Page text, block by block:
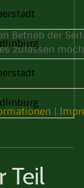
Teil
der
zulassen
|